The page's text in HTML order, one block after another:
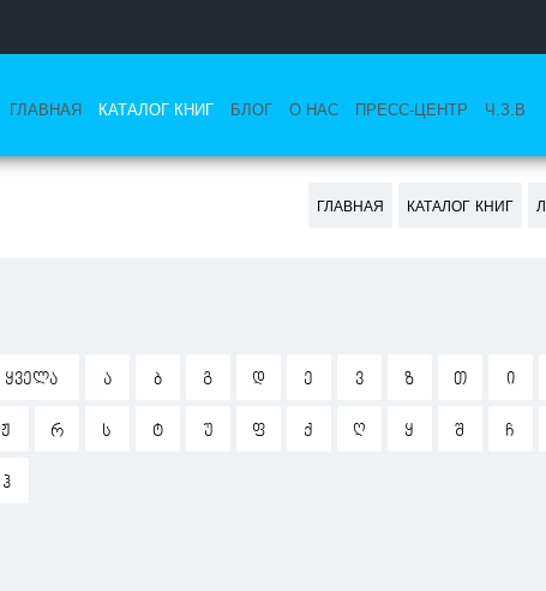
ГЛАВНАЯ КАТАЛОГ КНИГ БЛОГ О НАС ПРЕСС-ЦЕНТР Ч.З.В
ГЛАВНАЯ КАТАЛОГ КНИГ
ᲧᲕᲔᲚᲐ Ა Ბ Გ Დ Ე Ვ Ზ Თ Ი
Ჟ Რ Ს Ტ Უ Ფ Ქ Ღ Ყ Შ Ჩ
Ჰ